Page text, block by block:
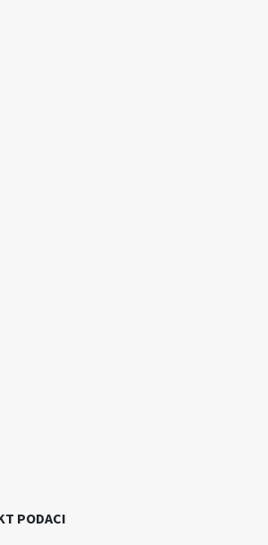
PODACI